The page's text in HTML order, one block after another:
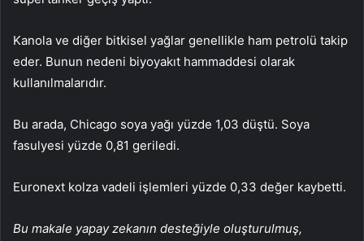
Kanola ve diğer bitkisel yağlar genellikle ham petrolü takip
eder. Bunun nedeni biyoyakıt hammaddesi olarak
kullanılmalarıdır.
Bu arada, Chicago soya yağı yüzde 1,03 düştü. Soya
fasulyesi yüzde 0,81 geriledi.
Euronext kolza vadeli işlemleri yüzde 0,33 değer kaybetti.
Bu makale yapay zekanın desteğiyle oluşturulmuş,